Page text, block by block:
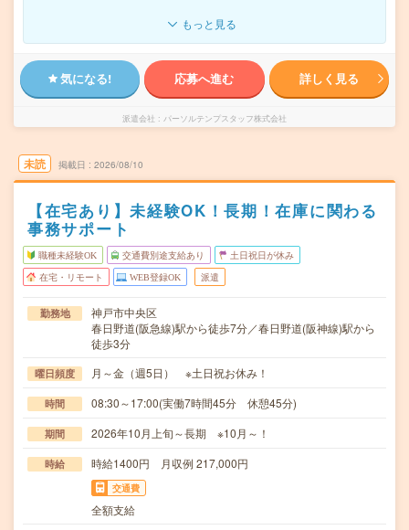
もっと見る
気になる! 応募へ進む 詳しく見る
派遣会社 パーソルテンプスタッフ株式会社
未読 掲載日 2026/08/10
【在宅あり】未経験OK！長期！在庫に関わる
事務サポート
職種未経験OK 交通費別途支給あり 土日祝日が休み
在宅・リモート WEB登録OK 派遣
勤務地
神戸市中央区
春日野道(阪急線)駅から徒歩7分／春日野道(阪神線)駅から
徒歩3分
曜日頻度 月～金（週5日） ※土日祝お休み！
時間 08:30～17:00(実働7時間45分 休憩45分)
期間 2026年10月上旬～長期 ※10月～！
時給 時給1400円 月収例 217,000円
交通費
全額支給